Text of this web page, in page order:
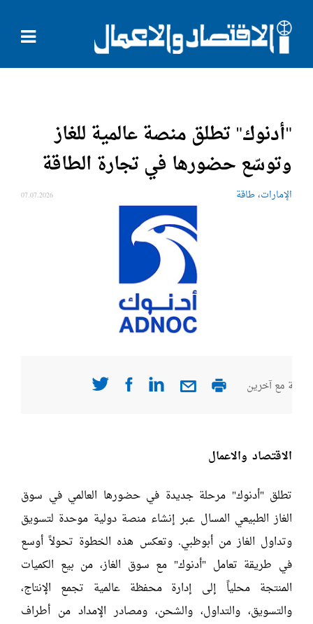
"أدنوك" تطلق منصة عالمية للغاز
وتوسّع حضورها في تجارة الطاقة
الإمارات،طاقة 07.07.2026
مع آخرين
الاقتصاد والاعمال
تطلق "أدنوك" مرحلة جديدة في حضورها العالمي في سوق
الغاز الطبيعي المسال عبر إنشاء منصة دولية موحدة لتسويق
وتداول الغاز من أبوظبي. وتعكس هذه الخطوة تحولاً أوسع
في طريقة تعامل "أدنوك" مع سوق الغاز، من بيع الكميات
المنتجة محلياً إلى إدارة محفظة عالمية تجمع الإنتاج،
والتسويق، والتداول، والشحن، ومصادر الإمداد من أطراف